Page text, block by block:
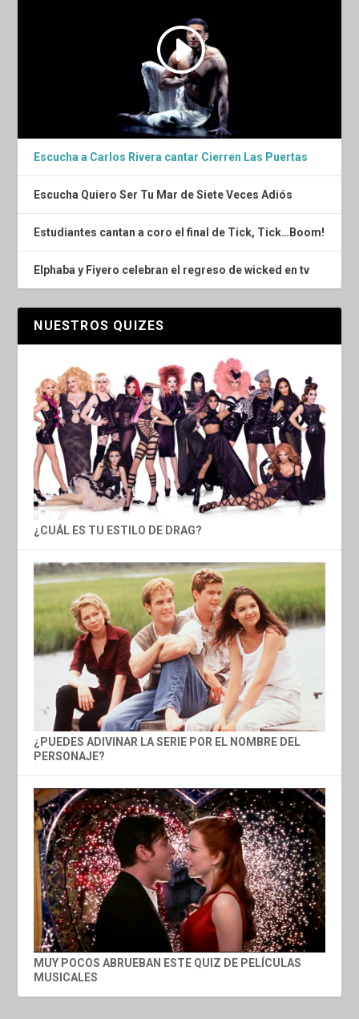
Escucha a Carlos Rivera cantar Cierren Las Puertas
Escucha Quiero Ser Tu Mar de Siete Veces Adiós
Estudiantes cantan a coro el final de Tick, Tick…Boom!
Elphaba y Fiyero celebran el regreso de wicked en tv
NUESTROS QUIZES
¿CUÁL ES TU ESTILO DE DRAG?
¿PUEDES ADIVINAR LA SERIE POR EL NOMBRE DEL
PERSONAJE?
MUY POCOS ABRUEBAN ESTE QUIZ DE PELÍCULAS
MUSICALES